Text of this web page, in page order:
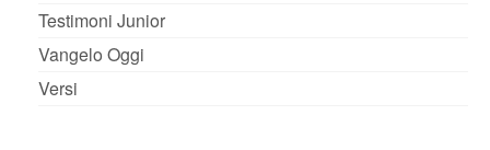
Testimoni Junior
Vangelo Oggi
Versi